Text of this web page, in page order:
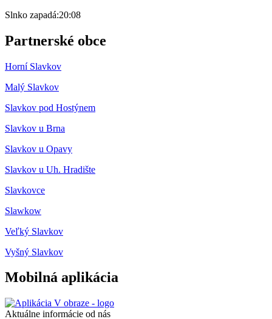
Slnko zapadá:20:08
Partnerské obce
Horní Slavkov
Malý Slavkov
Slavkov pod Hostýnem
Slavkov u Brna
Slavkov u Opavy
Slavkov u Uh. Hradište
Slavkovce
Slawkow
Veľký Slavkov
Vyšný Slavkov
Mobilná aplikácia
Aktuálne informácie od nás